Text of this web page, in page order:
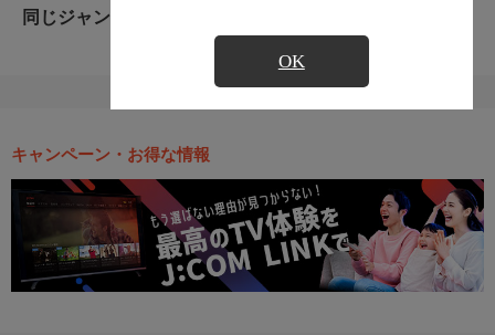
OK
同じジャンルのおすすめ番組
キャンペーン・お得な情報